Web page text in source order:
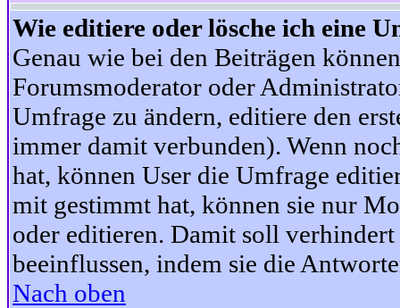
Wie editiere oder lösche ich eine
Genau wie bei den Beiträgen
Forumsmoderator oder
Umfrage zu ändern, editiere den
immer damit verbunden). Wenn
hat, können User die Umfrage
mit gestimmt hat, können sie nur
oder editieren. Damit soll
beeinflussen, indem sie die
Nach oben